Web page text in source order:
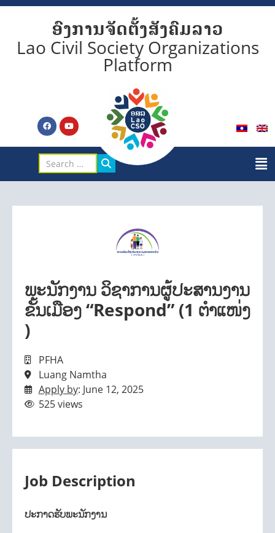
ອົງການຈັດຕັ້ງສັງຄົມລາວ
Lao Civil Society Organizations
Platform
ພະນັກງານ ວິຊາການຜູ້ປະສານງານ
ຂັ້ນເມືອງ “Respond” (1 ຕຳແໜ່ງ
)
PFHA
Luang Namtha
Apply by: June 12, 2025
525 views
Job Description
ປະກາດຮັບພະນັກງານ